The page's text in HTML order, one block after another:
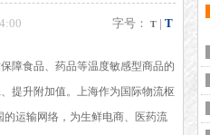
字号： T | T
障食品、药品等温度敏感型商品的
提升附加值。上海作为国际物流枢
运输网络，为生鲜电商、医药流